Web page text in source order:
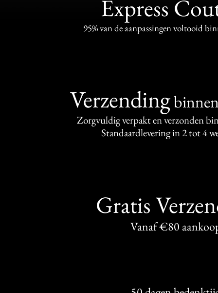
Express
95% van de aanpassingen voltooid
Verzending
Zorgvuldig verpakt en verzonden
Standaardlevering in 2 tot 4
Gratis
Vanaf €80